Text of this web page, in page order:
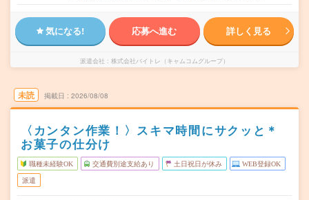
気になる! 応募へ進む 詳しく見る
派遣会社 株式会社バイトレ（キャムコムグループ）
未読 掲載日 2026/08/08
〈カンタン作業！〉スキマ時間にサクッと＊
お菓子の仕分け
職種未経験OK 交通費別途支給あり 土日祝日が休み WEB登録OK
派遣